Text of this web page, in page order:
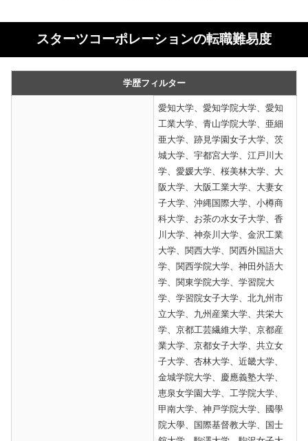
スターツコーポレーションの転職難易度
学歴フィルター
愛知大学、愛知学院大学、愛知
工業大学、青山学院大学、亜細
亜大学、跡見学園女子大学、茨
城大学、宇都宮大学、江戸川大
学、愛媛大学、桜美林大学、大
阪大学、大阪工業大学、大妻女
子大学、沖縄国際大学、小樽商
科大学、お茶の水女子大学、香
川大学、神奈川大学、金沢工業
大学、関西大学、関西外国語大
学、関西学院大学、神田外語大
学、関東学院大学、学習院大
学、学習院女子大学、北九州市
立大学、九州産業大学、共栄大
学、京都工芸繊維大学、京都産
業大学、京都女子大学、共立女
子大学、杏林大学、近畿大学、
金城学院大学、慶應義塾大学、
恵泉女学園大学、工学院大学、
甲南大学、神戸学院大学、國學
院大學、国際基督教大学、国士